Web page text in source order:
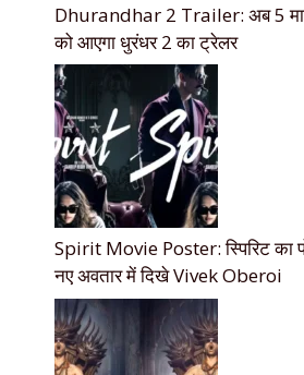
Dhurandhar 2 Trailer: अब 5
को आएगा धुरंधर 2 का ट्रेलर
Spirit Movie Poster: स्पिरिट का
नए अवतार में दिखे Vivek Oberoi